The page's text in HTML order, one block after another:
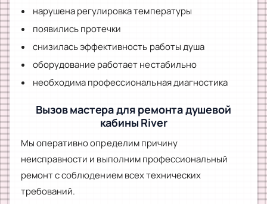
нарушена регулировка температуры
появились протечки
снизилась эффективность работы душа
оборудование работает нестабильно
необходима профессиональная диагностика
Вызов мастера для ремонта душевой
кабины River
Мы оперативно определим причину
неисправности и выполним профессиональный
ремонт с соблюдением всех технических
требований.